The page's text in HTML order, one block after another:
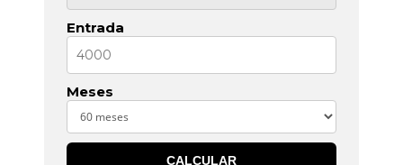
Entrada
Meses
CALCULAR